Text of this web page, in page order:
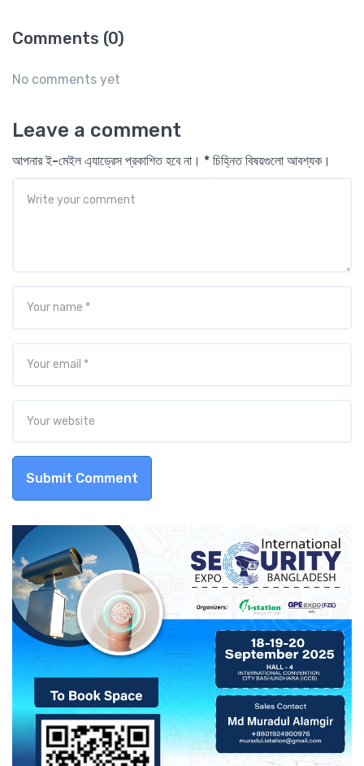
Comments (0)
No comments yet
Leave a comment
আপনার ই-মেইল এ্যাড্রেস প্রকাশিত হবে না। * চিহ্নিত বিষয়গুলো আবশ্যক।
Submit Comment